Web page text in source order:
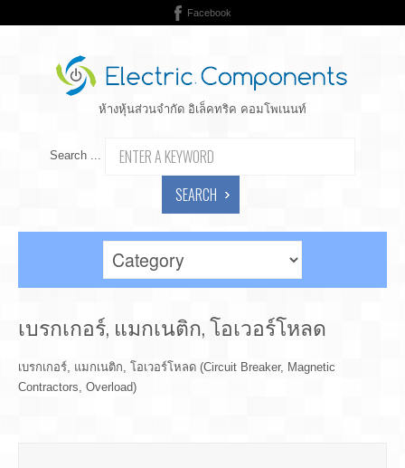
Facebook
ห้างหุ้นส่วนจำกัด อิเล็คทริค คอมโพเนนท์
Search ...
SEARCH
เบรกเกอร์, แมกเนติก, โอเวอร์โหลด
เบรกเกอร์, แมกเนติก, โอเวอร์โหลด (Circuit Breaker, Magnetic
Contractors, Overload)